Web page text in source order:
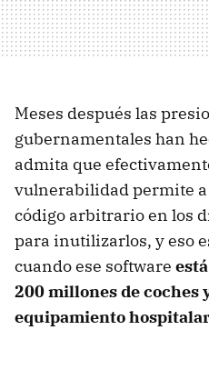
Meses después las
gubernamentales han
admita que
vulnerabilidad permite
código arbitrario en los
para inutilizarlos, y eso
cuando ese software
200 millones de coches
equipamiento